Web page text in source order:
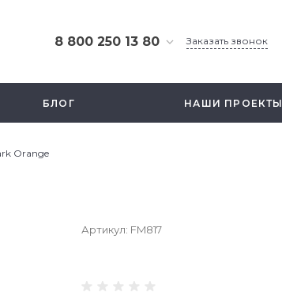
8 800 250 13 80
ул. Смольная 63б, этаж
2.5
info@fishbusinezz.ru
Заказать звонок
БЛОГ НАШИ ПРОЕКТЫ
Orange
Артикул: FM817